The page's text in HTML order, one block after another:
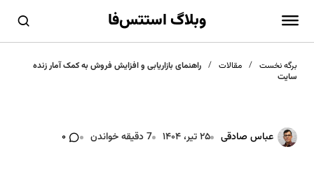
وبلاگ استتس‌فا
برگه نخست مقالات
راهنمای بازاریابی و افزایش فروش به کمک آمار زنده
سایت
عباس صادقی ۲۵ تیر، ۱۴۰۴ 7 دقیقه خواندن ۰